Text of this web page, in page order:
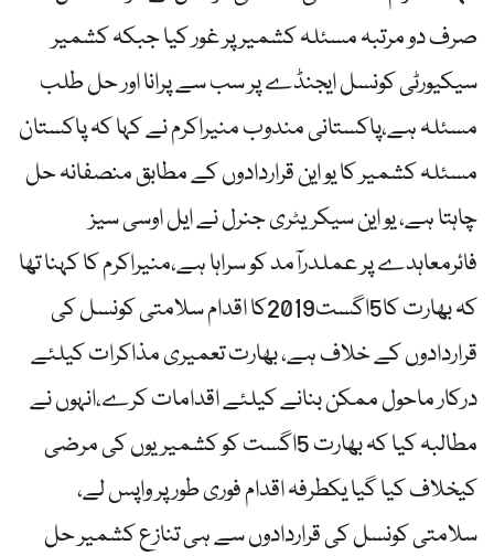
صرف دو مرتبہ مسئلہ کشمیر پر غور کیا جبکہ کشمیر
سیکیورٹی کونسل ایجنڈے پر سب سے پرانا اور حل طلب
مسئلہ ہے،پاکستانی مندوب منیراکرم نے کہا کہ پاکستان
مسئلہ کشمیر کا یو این قراردادوں کے مطابق منصفانہ حل
چاہتا ہے، یو این سیکریٹری جنرل نے ایل اوسی سیز
فائرمعاہدے پر عملدرآمد کو سراہا ہے،منیراکرم کا کہنا تھا
کہ بھارت کا5اگست2019کا اقدام سلامتی کونسل کی
قراردادوں کے خلاف ہے، بھارت تعمیری مذاکرات کیلئے
درکار ماحول ممکن بنانے کیلئے اقدامات کرے،انہوں نے
مطالبہ کیا کہ بھارت 5اگست کو کشمیریوں کی مرضی
کیخلاف کیا گیا یکطرفہ اقدام فوری طور پر واپس لے،
سلامتی کونسل کی قراردادوں سے ہی تنازع کشمیر حل